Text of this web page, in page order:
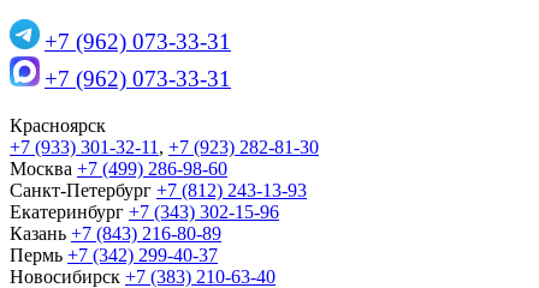
+7 (962) 073-33-31
+7 (962) 073-33-31
Красноярск
+7 (933) 301-32-11 , +7 (923) 282-81-30
Москва +7 (499) 286-98-60
Санкт-Петербург +7 (812) 243-13-93
Екатеринбург +7 (343) 302-15-96
Казань +7 (843) 216-80-89
Пермь +7 (342) 299-40-37
Новосибирск +7 (383) 210-63-40